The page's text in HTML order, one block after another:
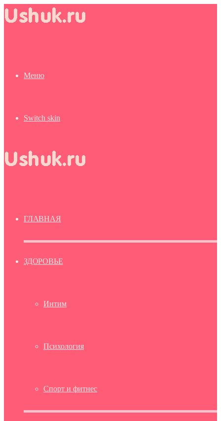
Меню
Switch skin
ГЛАВНАЯ
ЗДОРОВЬЕ
Интим
Психология
Спорт и фитнес